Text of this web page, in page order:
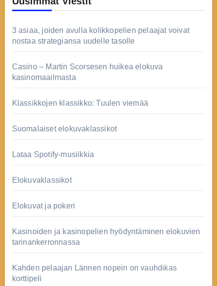
3 asiaa, joiden avulla kolikkopelien pelaajat voivat
nostaa strategiansa uudelle tasolle
Casino – Martin Scorsesen huikea elokuva
kasinomaailmasta
Klassikkojen klassikko: Tuulen viemää
Suomalaiset elokuvaklassikot
Lataa Spotify-musiikkia
Elokuvaklassikot
Elokuvat ja pokeri
Kasinoiden ja kasinopelien hyödyntäminen elokuvien
tarinankerronnassa
Kahden pelaajan Lännen nopein on vauhdikas
korttipeli